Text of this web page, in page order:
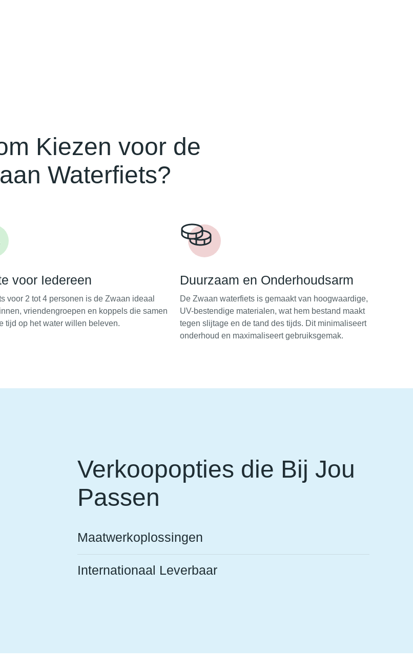
Kiezen voor de
Waterfiets?
voor Iedereen
voor 2 tot 4 personen is de Zwaan ideaal
vriendengroepen en koppels die samen
tijd op het water willen beleven.
Duurzaam en Onderhoudsarm
De Zwaan waterfiets is gemaakt van hoogwaardige,
UV-bestendige materialen, wat hem bestand maakt
tegen slijtage en de tand des tijds. Dit minimaliseert
onderhoud en maximaliseert gebruiksgemak.
Verkoopopties die Bij Jou
Passen
Maatwerkoplossingen
Internationaal Leverbaar